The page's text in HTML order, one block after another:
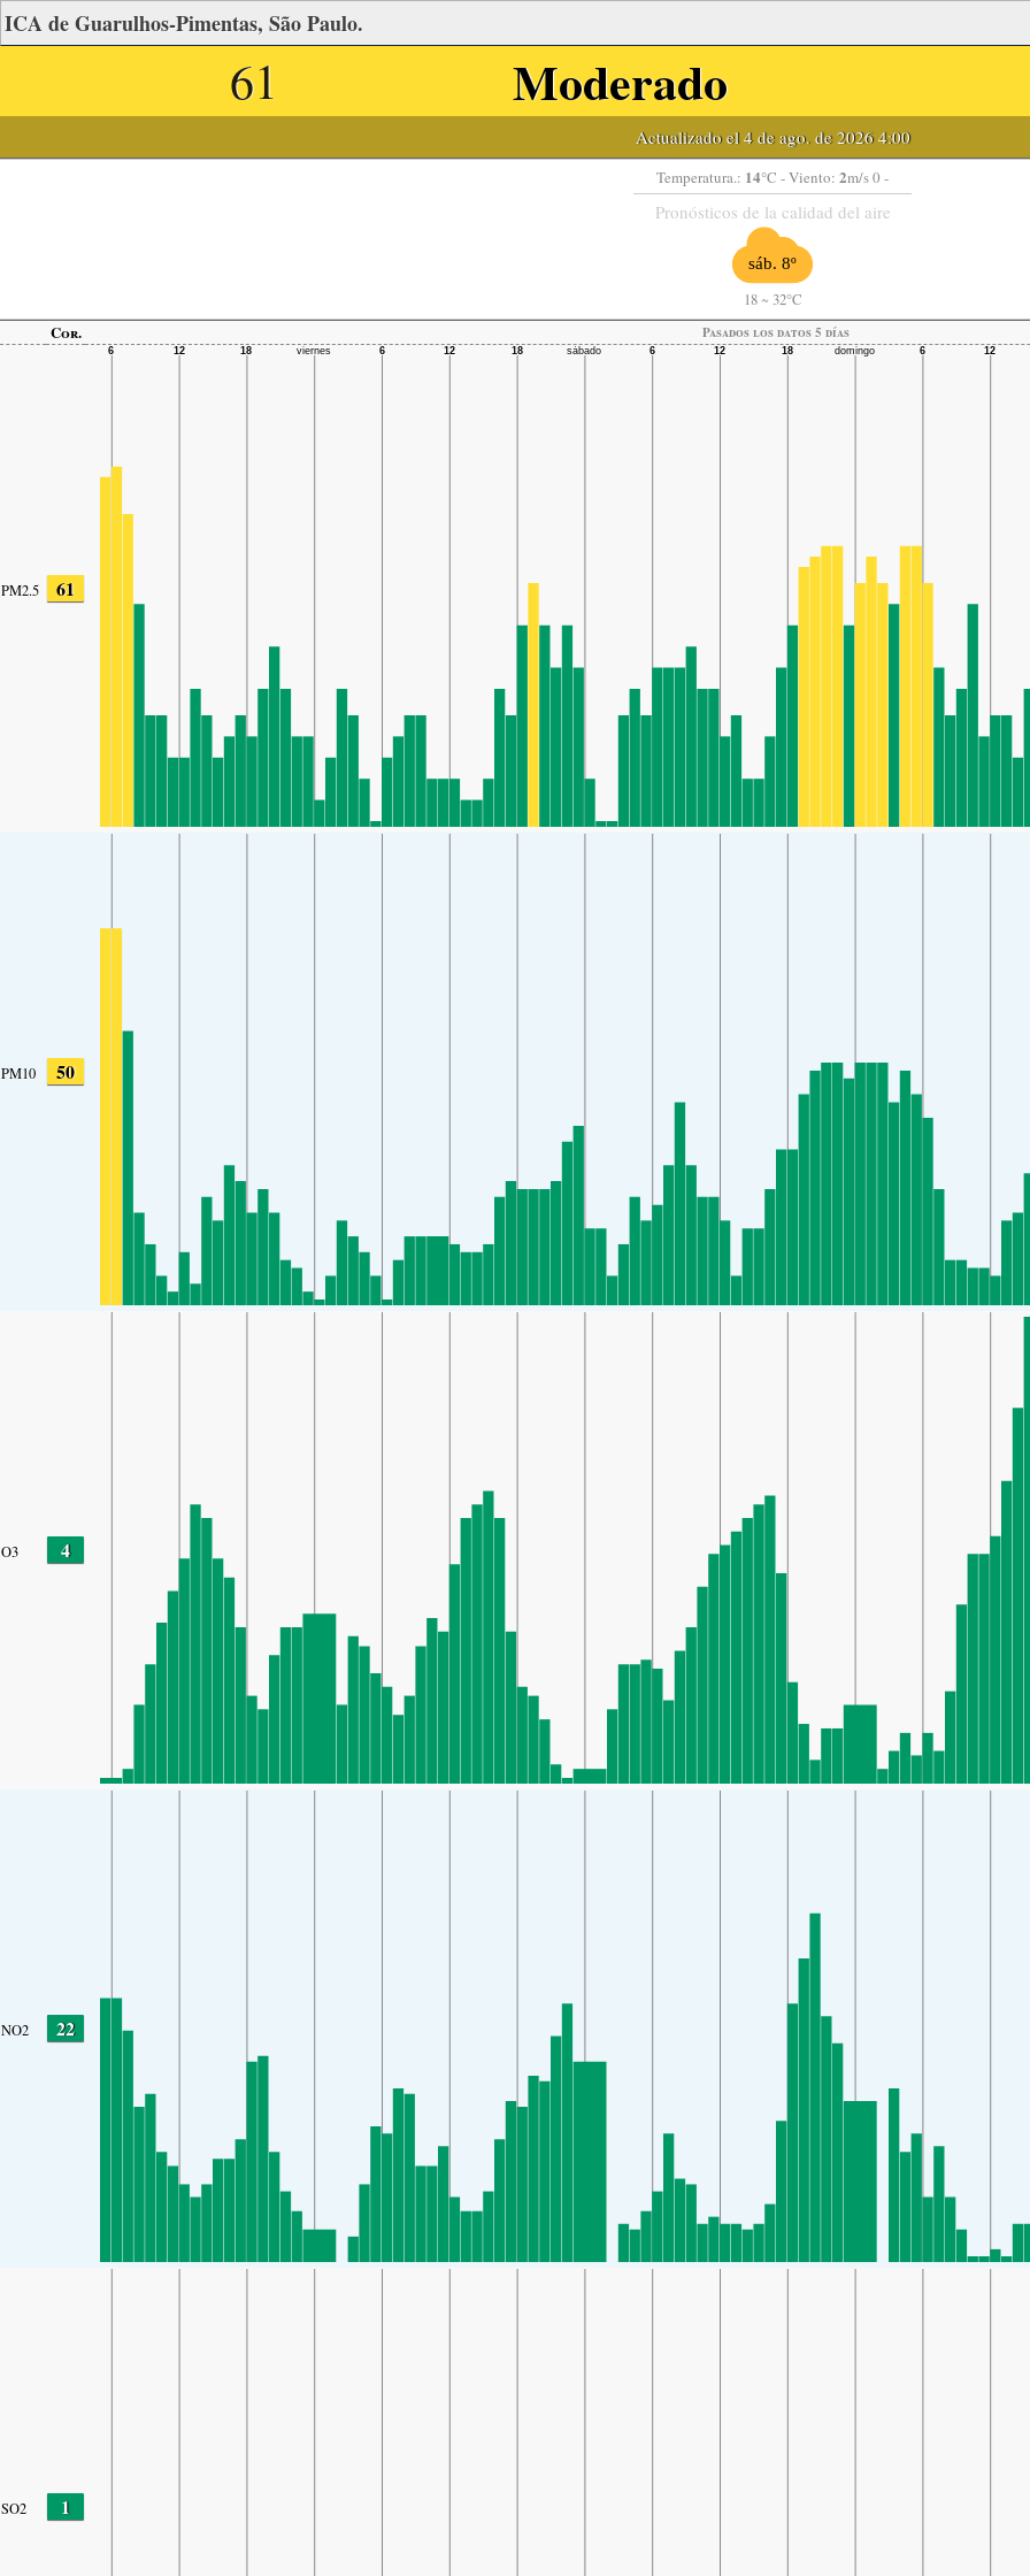
ICA de Guarulhos-Pimentas, São Paulo.
61 Moderado
Actualizado el 4 de ago. de 2026 4:00
Temperatura.: 14°C - Viento: 2m/s 0 -
Pronósticos de la calidad del aire
sáb. 8º
18 ~ 32°C
Cor.
Pasados ​​los datos 5 días
PM2.5 61
PM10 50
O3 4
NO2 22
SO2 1